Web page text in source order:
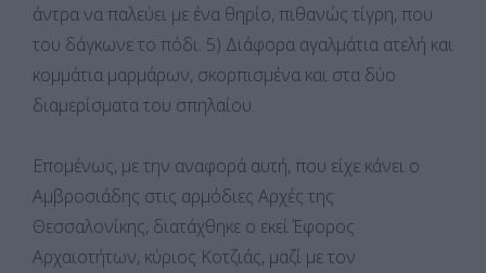
άντρα να παλεύει με ένα θηρίο, πιθανώς τίγρη, που
του δάγκωνε το πόδι. 5) Διάφορα αγαλμάτια ατελή και
κομμάτια μαρμάρων, σκορπισμένα και στα δύο
διαμερίσματα του σπηλαίου.
Επομένως, με την αναφορά αυτή, που είχε κάνει ο
Αμβροσιάδης στις αρμόδιες Αρχές της
Θεσσαλονίκης, διατάχθηκε ο εκεί Έφορος
Αρχαιοτήτων, κύριος Κοτζιάς, μαζί με τον